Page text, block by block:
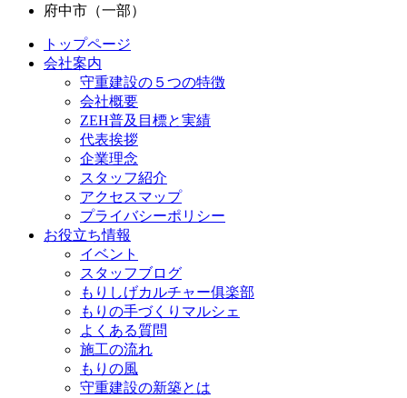
府中市（一部）
トップページ
会社案内
守重建設の５つの特徴
会社概要
ZEH普及目標と実績
代表挨拶
企業理念
スタッフ紹介
アクセスマップ
プライバシーポリシー
お役立ち情報
イベント
スタッフブログ
もりしげカルチャー俱楽部
もりの手づくりマルシェ
よくある質問
施工の流れ
もりの風
守重建設の新築とは